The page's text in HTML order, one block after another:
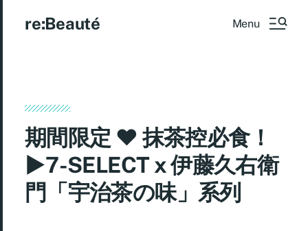
re:Beauté Menu
期間限定 ♥ 抹茶控必食！
►7-SELECT x 伊藤久右衛
門「宇治茶の味」系列